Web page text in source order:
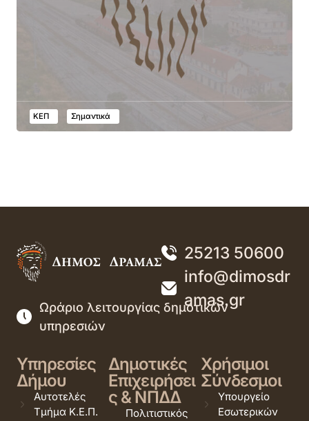
ΚΕΠ Σημαντικά
25213 50600
info@dimosdr
amas.gr
Ωράριο λειτουργίας δημοτικών
υπηρεσιών
Υπηρεσίες
Δήμου
Αυτοτελές
Τμήμα Κ.Ε.Π.
Δημοτικές
Επιχειρήσει
ς & ΝΠΔΔ
Πολιτιστικός
Χρήσιμοι
Σύνδεσμοι
Υπουργείο
Εσωτερικών